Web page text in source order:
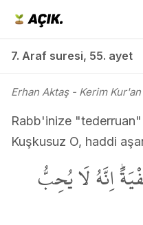
7. Araf suresi, 55. ayet
Erhan Aktaş- Kerim Kur'an
Rabb'inize
Kuşkusuz O, haddi
اِنَّهُ لَا يُحِبُّ